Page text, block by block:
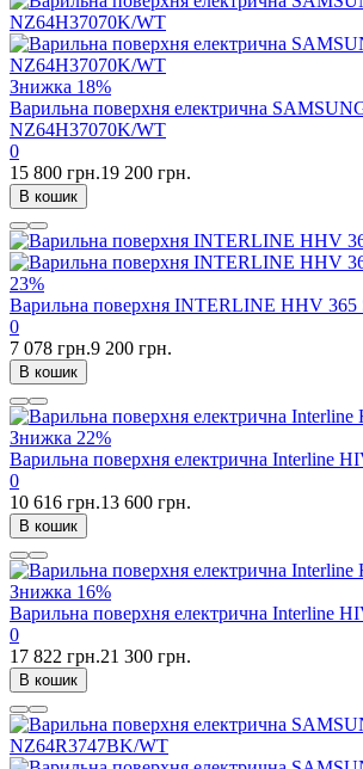
Знижка 18%
Варильна поверхня електрична
NZ64H37070K/WT
0
15 800 грн.19 200 грн.
В кошик
23%
Варильна поверхня INTERLINE HHV 365
0
7 078 грн.9 200 грн.
В кошик
Знижка 22%
Варильна поверхня електрична Interline
0
10 616 грн.13 600 грн.
В кошик
Знижка 16%
Варильна поверхня електрична Interline
0
17 822 грн.21 300 грн.
В кошик